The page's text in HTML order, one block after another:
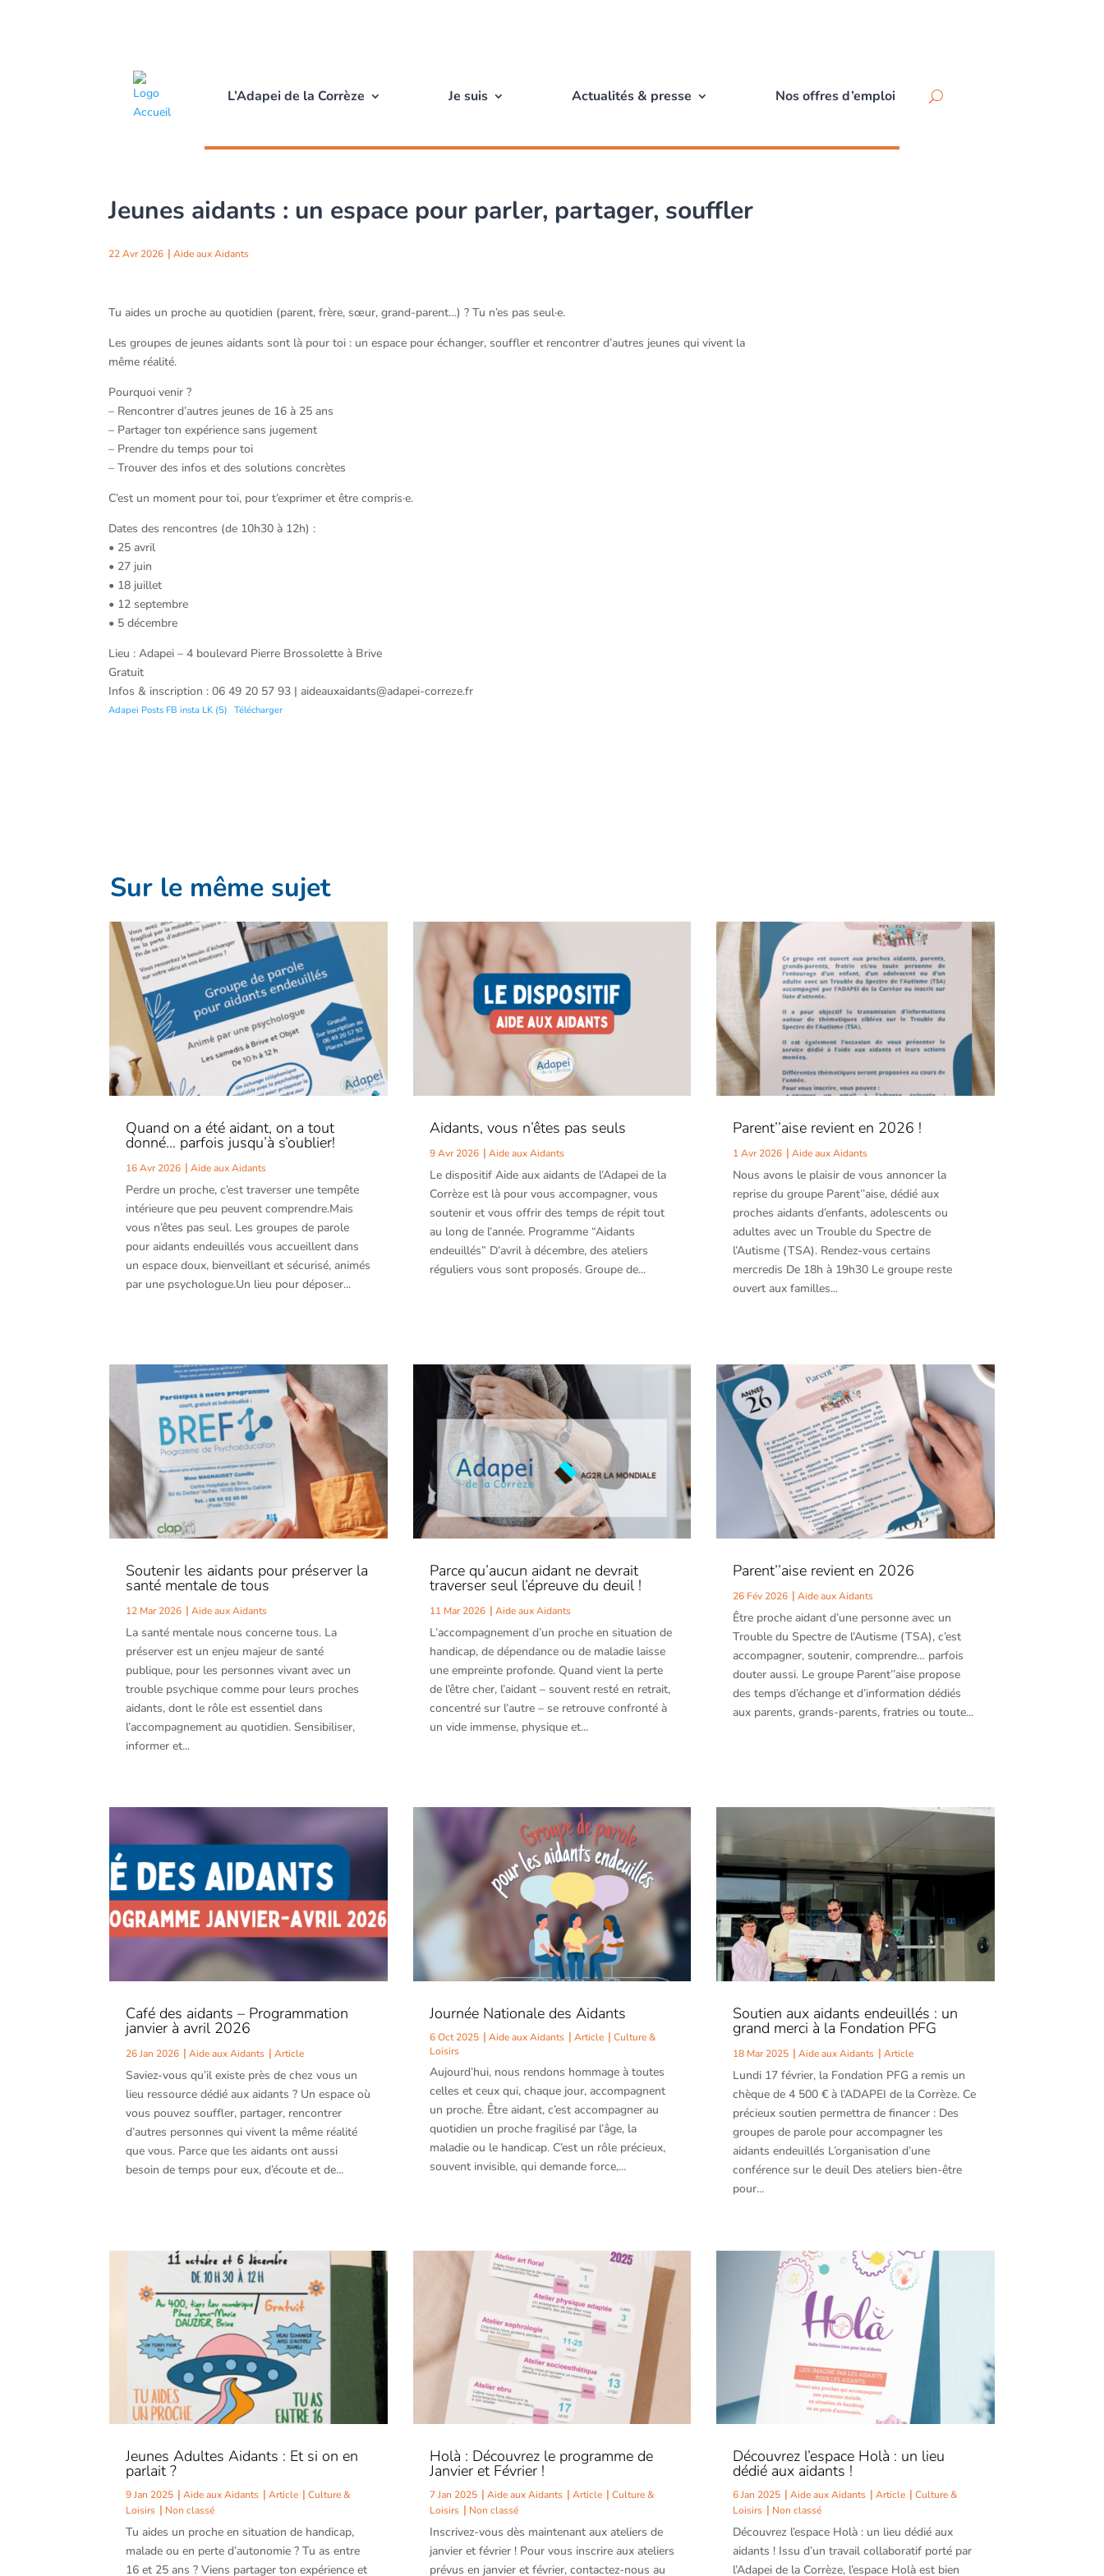
L’Adapei de la Corrèze Je suis Actualités & presse Nos offres d’emploi
Jeunes aidants : un espace pour parler, partager, souffler
22 Avr 2026 Aide aux Aidants
Tu aides un proche au quotidien (parent, frère, sœur, grand-parent…) ? Tu n’es pas seul·e.
Les groupes de jeunes aidants sont là pour toi : un espace pour échanger, souffler et rencontrer d’autres jeunes qui vivent la
même réalité.
Pourquoi venir ?
– Rencontrer d’autres jeunes de 16 à 25 ans
– Partager ton expérience sans jugement
– Prendre du temps pour toi
– Trouver des infos et des solutions concrètes
C’est un moment pour toi, pour t’exprimer et être compris·e.
Dates des rencontres (de 10h30 à 12h) :
• 25 avril
• 27 juin
• 18 juillet
• 12 septembre
• 5 décembre
Lieu : Adapei – 4 boulevard Pierre Brossolette à Brive
Gratuit
Infos & inscription : 06 49 20 57 93 | aideauxaidants@adapei-correze.fr
Adapei Posts FB insta LK (5) Télécharger
Sur le même sujet
Quand on a été aidant, on a tout
donné… parfois jusqu’à s’oublier!
16 Avr 2026 Aide aux Aidants
Perdre un proche, c’est traverser une tempête
intérieure que peu peuvent comprendre.Mais
vous n’êtes pas seul. Les groupes de parole
pour aidants endeuillés vous accueillent dans
un espace doux, bienveillant et sécurisé, animés
par une psychologue.Un lieu pour déposer...
Soutenir les aidants pour préserver la
santé mentale de tous
12 Mar 2026 Aide aux Aidants
La santé mentale nous concerne tous. La
préserver est un enjeu majeur de santé
publique, pour les personnes vivant avec un
trouble psychique comme pour leurs proches
aidants, dont le rôle est essentiel dans
l’accompagnement au quotidien. Sensibiliser,
informer et...
Café des aidants – Programmation
janvier à avril 2026
26 Jan 2026 Aide aux Aidants Article
Saviez-vous qu’il existe près de chez vous un
lieu ressource dédié aux aidants ? Un espace où
vous pouvez souffler, partager, rencontrer
d’autres personnes qui vivent la même réalité
que vous. Parce que les aidants ont aussi
besoin de temps pour eux, d’écoute et de...
Jeunes Adultes Aidants : Et si on en
parlait ?
9 Jan 2025 Aide aux Aidants Article
Culture &
Loisirs
Non classé
Tu aides un proche en situation de handicap,
malade ou en perte d’autonomie ? Tu as entre
16 et 25 ans ? Viens partager ton expérience et
Aidants, vous n’êtes pas seuls
9 Avr 2026 Aide aux Aidants
Le dispositif Aide aux aidants de l’Adapei de la
Corrèze est là pour vous accompagner, vous
soutenir et vous offrir des temps de répit tout
au long de l’année. Programme “Aidants
endeuillés” D’avril à décembre, des ateliers
réguliers vous sont proposés. Groupe de...
Parce qu’aucun aidant ne devrait
traverser seul l’épreuve du deuil !
11 Mar 2026 Aide aux Aidants
L’accompagnement d’un proche en situation de
handicap, de dépendance ou de maladie laisse
une empreinte profonde. Quand vient la perte
de l’être cher, l’aidant – souvent resté en retrait,
concentré sur l’autre – se retrouve confronté à
un vide immense, physique et...
Journée Nationale des Aidants
6 Oct 2025 Aide aux Aidants Article
Culture &
Loisirs
Aujourd’hui, nous rendons hommage à toutes
celles et ceux qui, chaque jour, accompagnent
un proche. Être aidant, c’est accompagner au
quotidien un proche fragilisé par l’âge, la
maladie ou le handicap. C’est un rôle précieux,
souvent invisible, qui demande force,...
Holà : Découvrez le programme de
Janvier et Février !
7 Jan 2025 Aide aux Aidants Article
Culture &
Loisirs
Non classé
Inscrivez-vous dès maintenant aux ateliers de
janvier et février ! Pour vous inscrire aux ateliers
prévus en janvier et février, contactez-nous au
Parent’’aise revient en 2026 !
1 Avr 2026 Aide aux Aidants
Nous avons le plaisir de vous annoncer la
reprise du groupe Parent’’aise, dédié aux
proches aidants d’enfants, adolescents ou
adultes avec un Trouble du Spectre de
l’Autisme (TSA). Rendez-vous certains
mercredis De 18h à 19h30 Le groupe reste
ouvert aux familles...
Parent’’aise revient en 2026
26 Fév 2026 Aide aux Aidants
Être proche aidant d’une personne avec un
Trouble du Spectre de l’Autisme (TSA), c’est
accompagner, soutenir, comprendre… parfois
douter aussi. Le groupe Parent’’aise propose
des temps d’échange et d’information dédiés
aux parents, grands-parents, fratries ou toute...
Soutien aux aidants endeuillés : un
grand merci à la Fondation PFG
18 Mar 2025 Aide aux Aidants Article
Lundi 17 février, la Fondation PFG a remis un
chèque de 4 500 € à l’ADAPEI de la Corrèze. Ce
précieux soutien permettra de financer : Des
groupes de parole pour accompagner les
aidants endeuillés L’organisation d’une
conférence sur le deuil Des ateliers bien-être
pour...
Découvrez l’espace Holà : un lieu
dédié aux aidants !
6 Jan 2025 Aide aux Aidants Article
Culture &
Loisirs
Non classé
Découvrez l’espace Holà : un lieu dédié aux
aidants ! Issu d’un travail collaboratif porté par
l’Adapei de la Corrèze, l’espace Holà est bien